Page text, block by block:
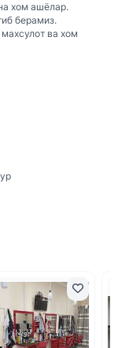
хом ашёлар.
берамиз.
ва хом